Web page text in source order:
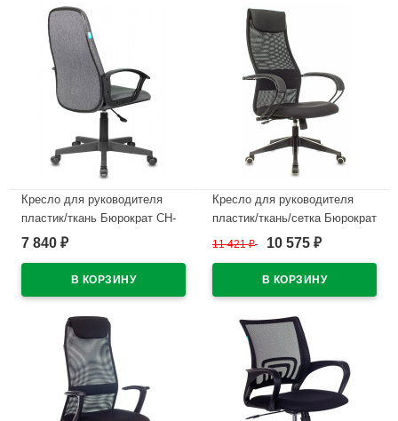
Кресло для руководителя
пластик/ткань Бюрократ CH-
808LT серый 3C1
7 840 ₽
Кресло для руководителя
пластик/ткань/сетка Бюрократ
CH-607 черный
11 421₽ 10 575 ₽